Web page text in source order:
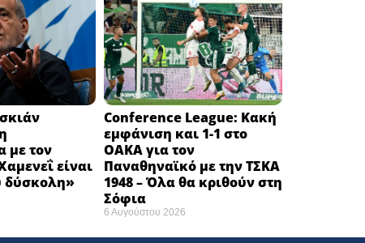
με τον
είναι
Conference League: Κακή
εμφάνιση και 1-1 στο
ΟΑΚΑ για τον
Παναθηναϊκό με την ΤΣΚΑ
1948 – Όλα θα κριθούν στη
Σόφια ​
6 Αυγούστου 2026